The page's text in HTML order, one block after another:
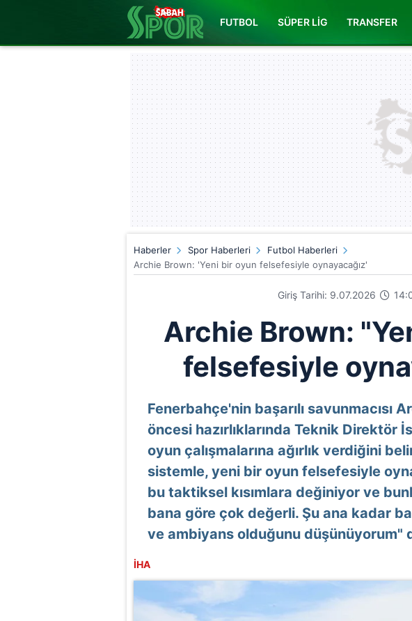
FUTBOL SÜPER LİG TRANSFER
Haberler Spor Haberleri
Futbol Haberleri
Archie Brown: 'Yeni bir oyun felsefesiyle oynayacağız'
Giriş Tarihi: 9.07.2026
Archie Brown:
felsefesiyle
Fenerbahçe'nin başarılı savunmacısı
öncesi hazırlıklarında Teknik Direktör
oyun çalışmalarına ağırlık verdiğini
sistemle, yeni bir oyun felsefesiyle
bu taktiksel kısımlara değiniyor ve
bana göre çok değerli. Şu ana kadar
ve ambiyans olduğunu düşünüyorum"
İHA